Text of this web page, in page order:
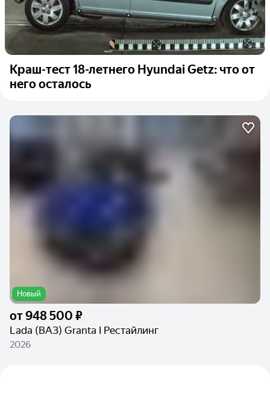
Краш-тест 18-летнего Hyundai Getz: что от
него осталось
Новый
от948 500 ₽
Lada (ВАЗ) Granta I Рестайлинг
2026